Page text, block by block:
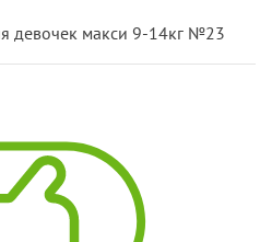
девочек макси 9-14кг №23